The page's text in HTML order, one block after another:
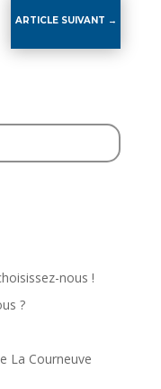
ARTICLE SUIVANT →
nous !
?
La Courneuve